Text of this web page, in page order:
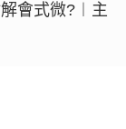
會式微?︱主